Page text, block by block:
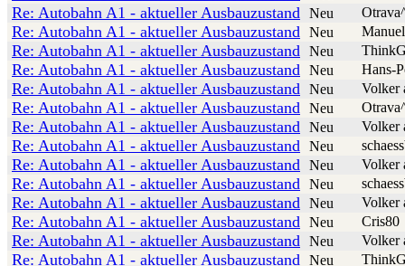
Re: Autobahn A1 - aktueller Ausbauzustand Neu
Re: Autobahn A1 - aktueller Ausbauzustand Neu
Re: Autobahn A1 - aktueller Ausbauzustand Neu
Re: Autobahn A1 - aktueller Ausbauzustand Neu Hans-
Re: Autobahn A1 - aktueller Ausbauzustand Neu Volker
Re: Autobahn A1 - aktueller Ausbauzustand Neu
Re: Autobahn A1 - aktueller Ausbauzustand Neu Volker
Re: Autobahn A1 - aktueller Ausbauzustand Neu
Re: Autobahn A1 - aktueller Ausbauzustand Neu Volker
Re: Autobahn A1 - aktueller Ausbauzustand Neu
Re: Autobahn A1 - aktueller Ausbauzustand Neu Volker
Re: Autobahn A1 - aktueller Ausbauzustand Neu Cris80
Re: Autobahn A1 - aktueller Ausbauzustand Neu Volker
Re: Autobahn A1 - aktueller Ausbauzustand Neu